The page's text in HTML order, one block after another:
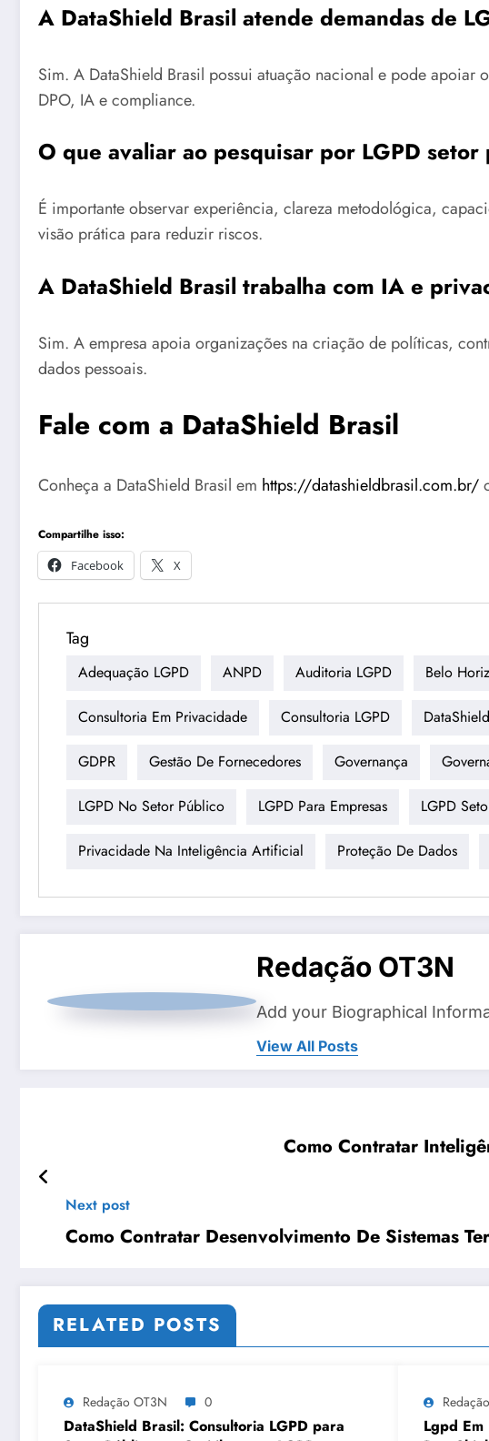
A DataShield Brasil atende demandas de
Sim. A DataShield Brasil possui atuação nacional e pode
DPO, IA e compliance.
O que avaliar ao pesquisar por LGPD
É importante observar experiência, clareza metodológica,
visão prática para reduzir riscos.
A DataShield Brasil trabalha com IA e
Sim. A empresa apoia organizações na criação de políticas,
dados pessoais.
Fale com a DataShield Brasil
Conheça a DataShield Brasil em https://datashieldbrasil.com.br/
Compartilhe isso:
Facebook
X
Tag
Adequação LGPD ANPD Auditoria LGPD Belo
Consultoria Em Privacidade Consultoria LGPD
GDPR Gestão De Fornecedores Governança
LGPD No Setor Público LGPD Para Empresas LGPD
Privacidade Na Inteligência Artificial Proteção De Dados
Redação OT3N
Add your Biographical
View All Posts
Como Contratar
Next post
Como Contratar Desenvolvimento De Sistemas
RELATED POSTS
Redação OT3N 0
DataShield Brasil: Consultoria LGPD para
Lgpd